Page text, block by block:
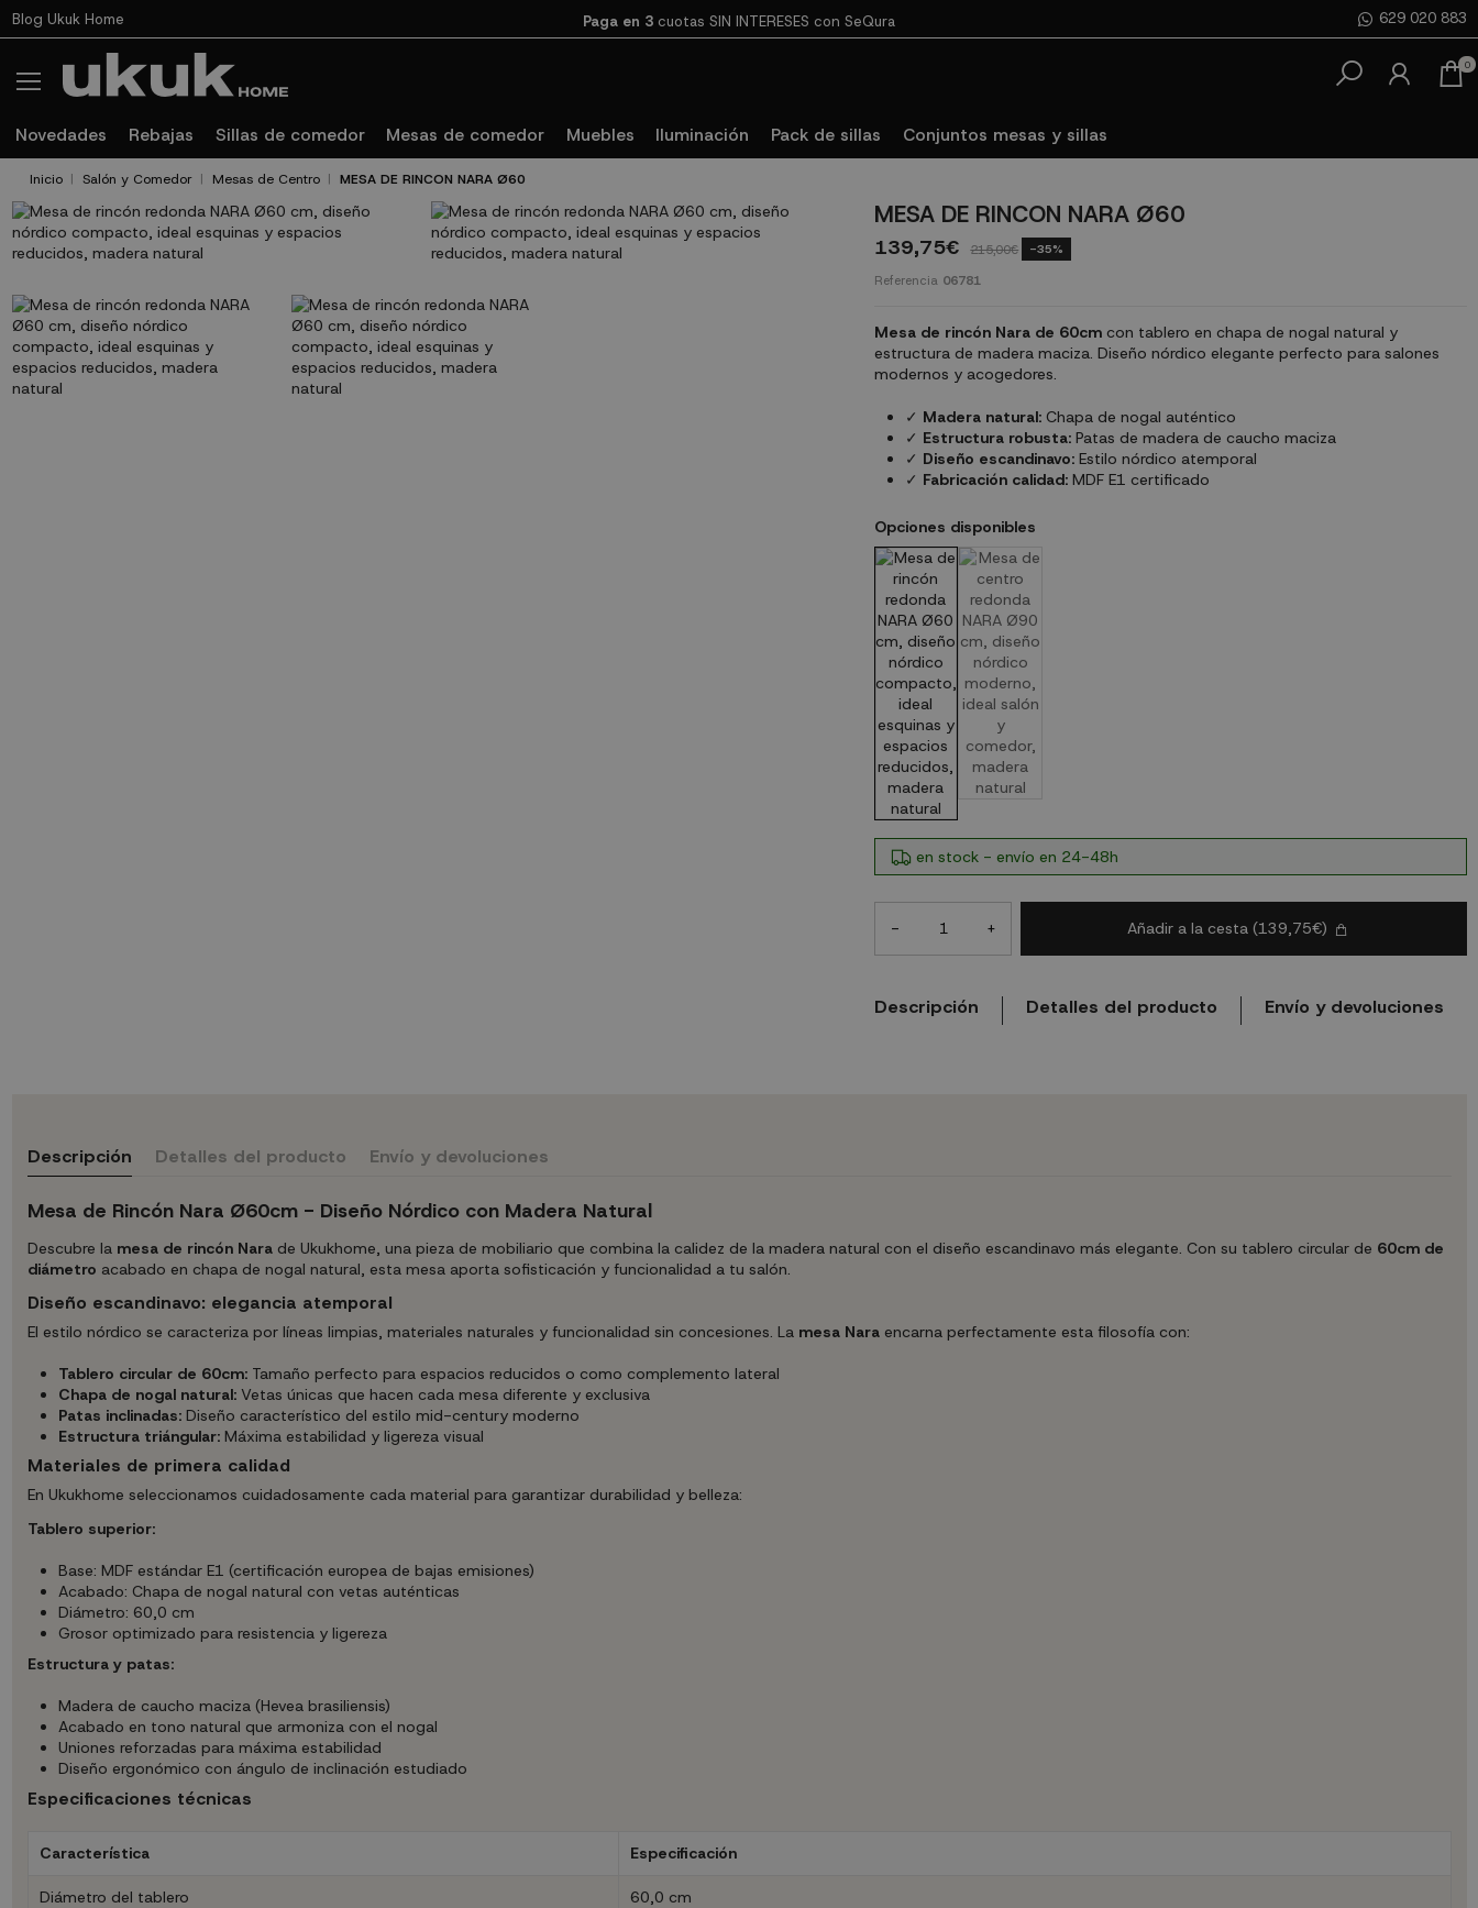
Blog Ukuk Home Paga en 3 cuotas SIN INTERESES con SeQura 629 020 883
0
Novedades Rebajas Sillas de comedor Mesas de comedor Muebles Iluminación Pack de sillas Conjuntos mesas y sillas
Inicio Salón y Comedor Mesas de Centro MESA DE RINCON NARA Ø60
MESA DE RINCON NARA Ø60
139,75€ 215,00€ -35%
Referencia 06781
Mesa de rincón Nara de 60cmcon tablero en chapa de nogal natural y
estructura de madera maciza. Diseño nórdico elegante perfecto para salones
modernos y acogedores.
✓ Madera natural:Chapa de nogal auténtico
✓ Estructura robusta:Patas de madera de caucho maciza
✓ Diseño escandinavo:Estilo nórdico atemporal
✓ Fabricación calidad:MDF E1 certificado
Opciones disponibles
en stock - envío en 24-48h
- + Añadir a la cesta(139,75€)
Descripción Detalles del producto Envío y devoluciones
Descripción Detalles del producto Envío y devoluciones
Mesa de Rincón Nara Ø60cm - Diseño Nórdico con Madera Natural
Descubre la mesa de rincón Narade Ukukhome, una pieza de mobiliario que combina la calidez de la madera natural con el diseño escandinavo más elegante. Con su tablero circular de 60cm de
diámetro acabado en chapa de nogal natural, esta mesa aporta sofisticación y funcionalidad a tu salón.
Diseño escandinavo: elegancia atemporal
El estilo nórdico se caracteriza por líneas limpias, materiales naturales y funcionalidad sin concesiones. La mesa Naraencarna perfectamente esta filosofía con:
Tablero circular de 60cm:Tamaño perfecto para espacios reducidos o como complemento lateral
Chapa de nogal natural:Vetas únicas que hacen cada mesa diferente y exclusiva
Patas inclinadas:Diseño característico del estilo mid-century moderno
Estructura triángular:Máxima estabilidad y ligereza visual
Materiales de primera calidad
En Ukukhome seleccionamos cuidadosamente cada material para garantizar durabilidad y belleza:
Tablero superior:
Base: MDF estándar E1 (certificación europea de bajas emisiones)
Acabado: Chapa de nogal natural con vetas auténticas
Diámetro: 60,0 cm
Grosor optimizado para resistencia y ligereza
Estructura y patas:
Madera de caucho maciza (Hevea brasiliensis)
Acabado en tono natural que armoniza con el nogal
Uniones reforzadas para máxima estabilidad
Diseño ergonómico con ángulo de inclinación estudiado
Especificaciones técnicas
Característica Especificación
Diámetro del tablero 60,0 cm